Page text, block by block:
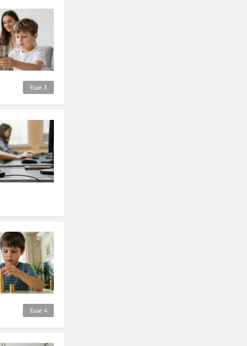
Еще 3
Еще 4